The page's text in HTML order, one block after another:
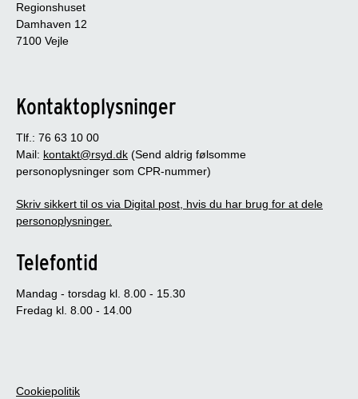
Regionshuset
Damhaven 12
7100 Vejle
Kontaktoplysninger
Tlf.: 76 63 10 00
Mail: kontakt@rsyd.dk (Send aldrig følsomme
personoplysninger som CPR-nummer)
Skriv sikkert til os via Digital post, hvis du har brug for at dele
personoplysninger.
Telefontid
Mandag - torsdag kl. 8.00 - 15.30
Fredag kl. 8.00 - 14.00
Cookiepolitik